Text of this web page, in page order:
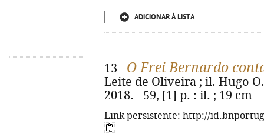
ADICIONAR À LISTA
13 - O Frei Bernardo
Leite de Oliveira ; il. Hugo
2018. - 59, [1] p. : il. ; 19 cm
Link persistente: http://